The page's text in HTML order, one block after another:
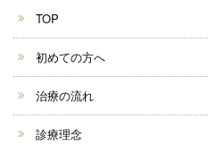
TOP
初めての方へ
治療の流れ
診療理念